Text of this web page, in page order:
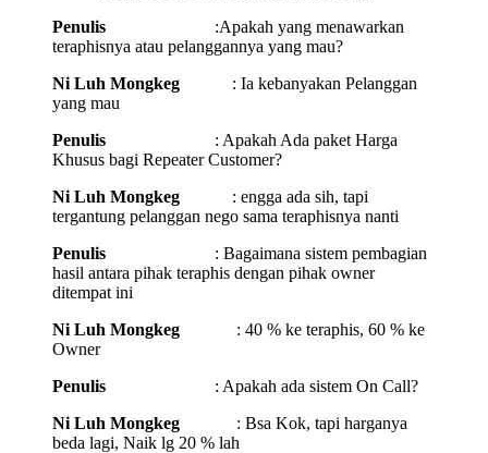
Penulis :Apakah yang menawarkan
teraphisnya atau pelanggannya yang mau?
Ni Luh Mongkeg : Ia kebanyakan Pelanggan
yang mau
Penulis
: Apakah Ada paket Harga
Khusus bagi Repeater Customer?
Ni Luh Mongkeg : engga ada sih, tapi
tergantung pelanggan nego sama teraphisnya nanti
Penulis : Bagaimana sistem pembagian
hasil antara pihak teraphis dengan pihak owner
ditempat ini
Ni Luh Mongkeg : 40 % ke teraphis, 60 % ke
Owner
Penulis : Apakah ada sistem On Call?
Ni Luh Mongkeg : Bsa Kok, tapi harganya
beda lagi, Naik lg 20 % lah